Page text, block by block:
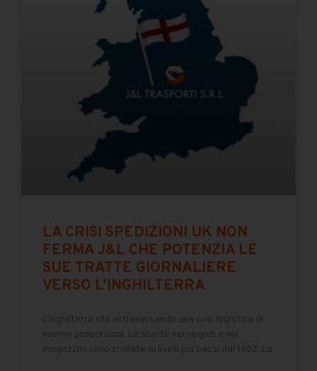
LA CRISI SPEDIZIONI UK NON
FERMA J&L CHE POTENZIA LE
SUE TRATTE GIORNALIERE
VERSO L’INGHILTERRA
L’Inghilterra sta attraversando una crisi logistica di
enormi proporzioni. Le scorte nei negozi e nei
magazzini sono crollate ai livelli più bassi dal 1983. La